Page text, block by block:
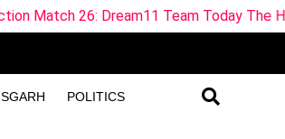
POLITICS
Dream11 Team Today The Hundred 2026